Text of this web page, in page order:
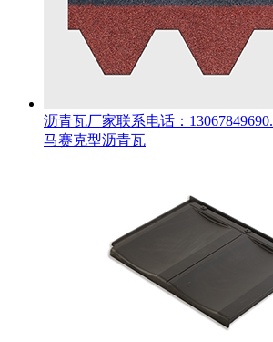
沥青瓦厂家联系电话：13067849690.
马赛克型沥青瓦